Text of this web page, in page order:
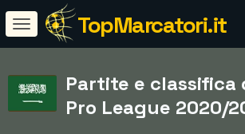
TopMarcatori.it
Partite e classifica
Pro League 2020/